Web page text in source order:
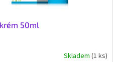
50ml
Skladem (1 ks)